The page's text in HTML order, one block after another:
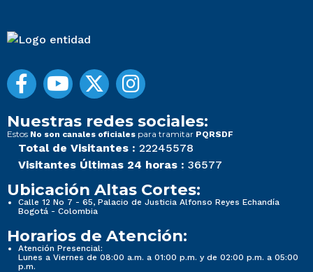
Nuestras redes sociales:
Estos No son canales oficiales para tramitar PQRSDF
Total de Visitantes : 22245578
Visitantes Últimas 24 horas : 36577
Ubicación Altas Cortes:
Calle 12 No 7 - 65, Palacio de Justicia Alfonso Reyes Echandía
Bogotá - Colombia
Horarios de Atención:
Atención Presencial:
Lunes a Viernes de 08:00 a.m. a 01:00 p.m. y de 02:00 p.m. a 05:00
p.m.